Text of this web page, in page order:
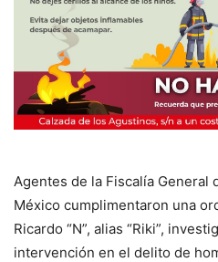
Agentes de la Fiscalía General
México cumplimentaron una
Ricardo “N”, alias “Riki”,
intervención en el delito de